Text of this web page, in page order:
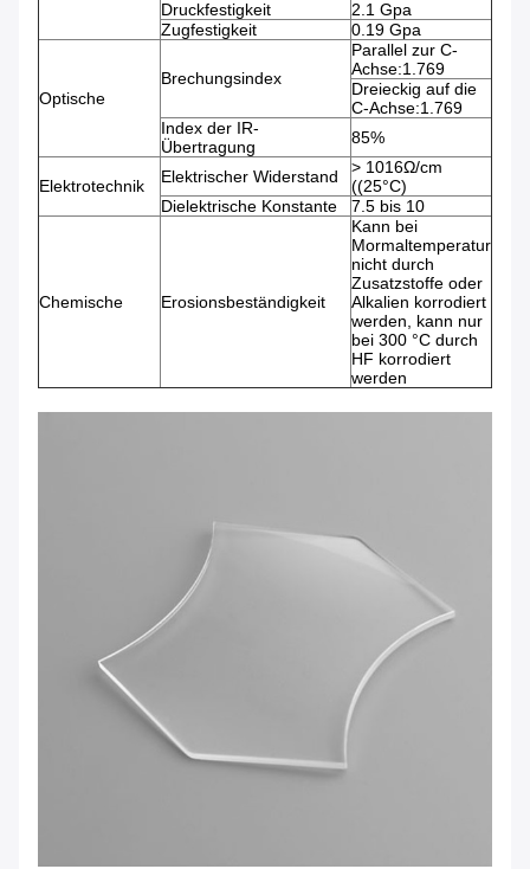
Druckfestigkeit
2.1 Gpa
Zugfestigkeit
0.19 Gpa
Optische
Brechungsindex
Parallel zur C-
Achse:1.769
Dreieckig auf die
C-Achse:1.769
Index der IR-
Übertragung
85%
Elektrotechnik Elektrischer Widerstand
> 1016Ω/cm
((25°C)
Dielektrische Konstante
7.5 bis 10
Chemische Erosionsbeständigkeit
Kann bei
Mormaltemperatur
nicht durch
Zusatzstoffe oder
Alkalien korrodiert
werden, kann nur
bei 300 °C durch
HF korrodiert
werden